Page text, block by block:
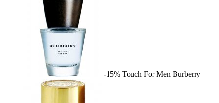
-15% Touch For Men Burberry